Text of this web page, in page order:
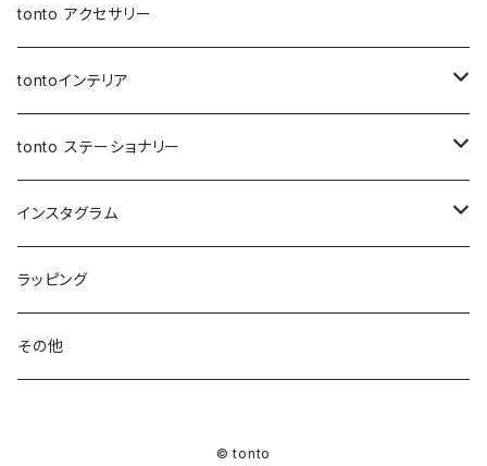
ナップサック
レッスンバッグ
レザートート（縦型）
マザーズバッグ
バケツバッグ
スクエアバッグ
メッセンジャーバッグ
巾着バッグ
アジャスター巾着バッグ
バッグイン巾着
オケージョンバッグ
アジャスターオケージョンバッグ
マルシェバッグ
アジャスターオケージョンバッグ
バケツバッグ・巾着ショルダーバッグ
保冷・保温 ポーチ
ボトルホルダー
ショートストラップ
ロングストラップ
レザーストラップ
ショルダーベルト
アジャスター付きショルダー
シャーリングストラップ
tonto アクセサリー
tontoインテリア
クッションカバー
レザーケース
コースター
ティッシュケース
tonto ステーショナリー
ペンケース
ブックカバー
PC・タブレットケース
インスタグラム
先行販売
先行受付 | ガチャ券
ラッピング
その他
© tonto